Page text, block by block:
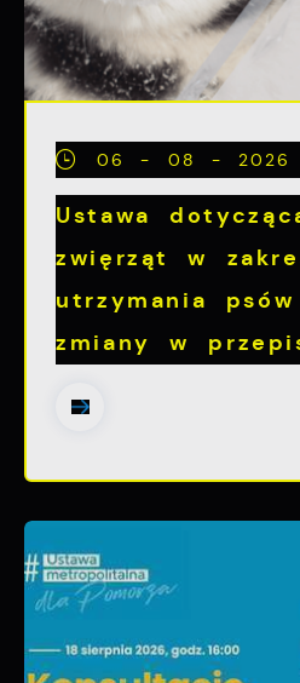
06 - 08 - 2026
Ustawa
zwięrząt w
utrzymania
zmiany w